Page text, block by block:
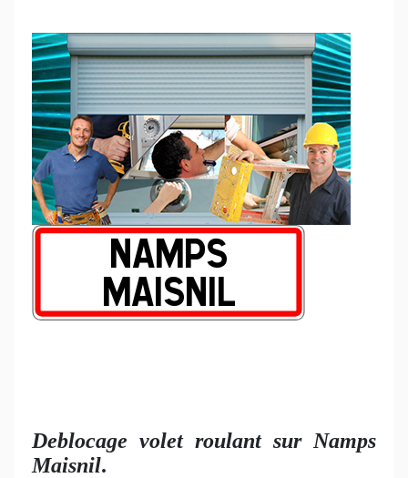
Deblocage volet roulant sur Namps
Maisnil.